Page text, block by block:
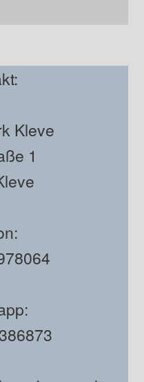
Kleve
1